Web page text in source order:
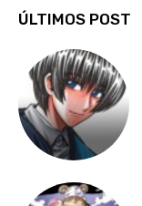
ÚLTIMOS POST